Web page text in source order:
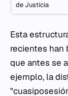
de Justicia
Esta
recientes han
que antes se
ejemplo, la